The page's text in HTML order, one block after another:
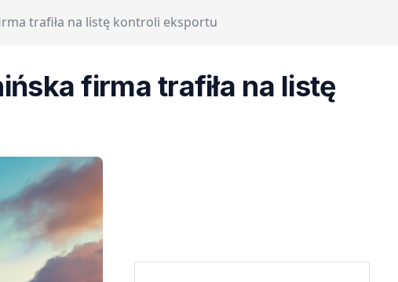
trafiła na listę kontroli eksportu
firma trafiła na listę